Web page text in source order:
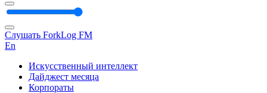
Слушать ForkLog FM
En
Искусственный интеллект
Дайджест месяца
Корпораты